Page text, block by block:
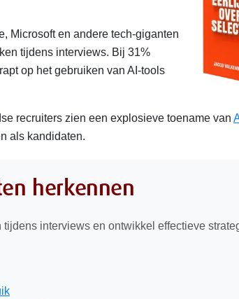
Microsoft en andere tech-giganten
tijdens interviews. Bij 31%
op het gebruiken van AI-tools
recruiters zien een explosieve toename van
als kandidaten.
herkennen
interviews en ontwikkel effectieve